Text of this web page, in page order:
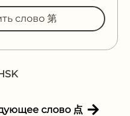
слово 第
слово 点